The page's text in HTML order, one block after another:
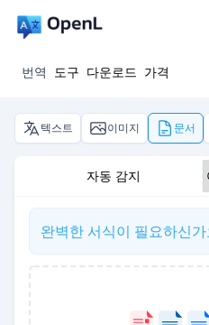
번역 도구 다운로드 가격
텍스트 이미지 문서
자동 감지
완벽한 서식이 필요하신가